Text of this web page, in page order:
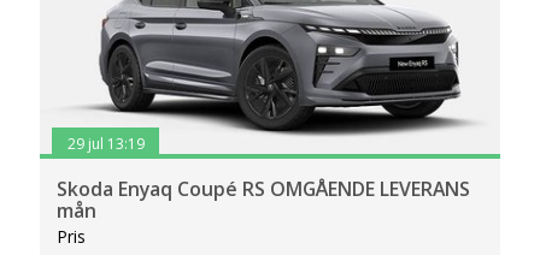
29 jul 13:19
Skoda Enyaq Coupé RS OMGÅENDE LEVERANS
mån
Pris